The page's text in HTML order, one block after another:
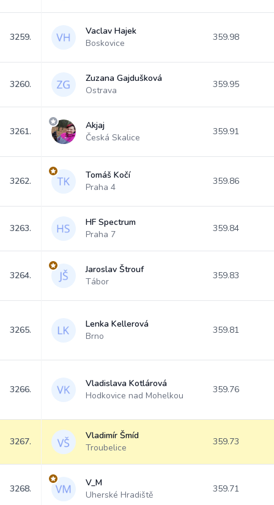
3259.
Vaclav Hajek
Boskovice
359.98
3260.
Zuzana Gajdušková
Ostrava
359.95
3261.
Akjaj
Česká Skalice
359.91
3262.
Tomáš Kočí
Praha 4
359.86
3263.
HF Spectrum
Praha 7
359.84
3264.
Jaroslav Štrouf
Tábor
359.83
3265.
Lenka Kellerová
Brno
359.81
3266.
Vladislava Kotlárová
Hodkovice nad Mohelkou
359.76
3267.
Vladimír Šmíd
Troubelice
359.73
3268.
V_M
Uherské Hradiště
359.71